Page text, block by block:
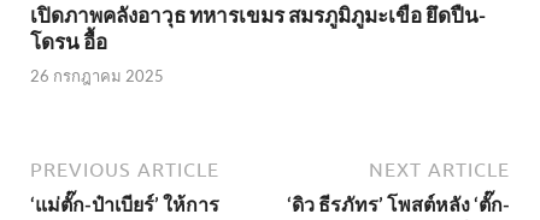
เปิดภาพคลังอาวุธ ทหารเขมร สมรภูมิภูมะเขือ ยึดปืน-
โดรน อื้อ
26 กรกฎาคม 2025
PREVIOUS ARTICLE
‘แม่ตั๊ก-ป๋าเบียร์’ ให้การ
NEXT ARTICLE
‘ดิว ธีรภัทร’ โพสต์หลัง ‘ตั๊ก-